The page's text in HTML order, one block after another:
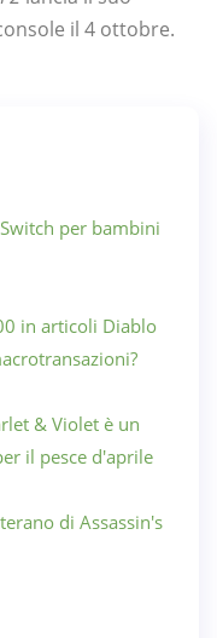
il 4 ottobre.
per bambini
in articoli Diablo
& Violet è un
il pesce d'aprile
di Assassin's